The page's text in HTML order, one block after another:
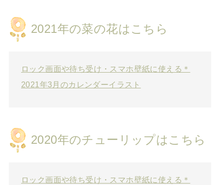
2021年の菜の花はこちら
ロック画面や待ち受け・スマホ壁紙に使える＊
2021年3月のカレンダーイラスト
2020年のチューリップはこちら
ロック画面や待ち受け・スマホ壁紙に使える＊